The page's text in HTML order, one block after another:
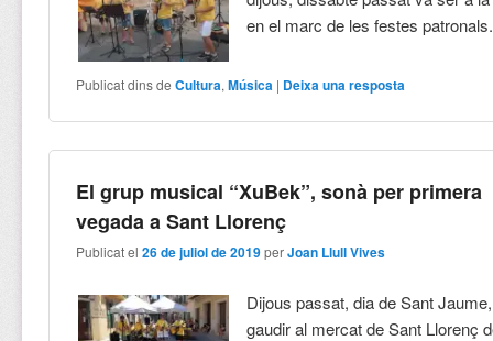
en el marc de les festes
Publicat dins de Cultura,Música | Deixa una resposta
El grup musical “XuBek”, sonà per primera
vegada a Sant Llorenç
Publicat el26 de juliol de 2019 perJoan Llull Vives
Dijous passat, dia de Sant
gaudir al mercat de Sant Llorenç